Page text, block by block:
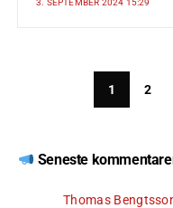
3. SEPTEMBER 2024 15:29
1 2
Seneste
Thomas